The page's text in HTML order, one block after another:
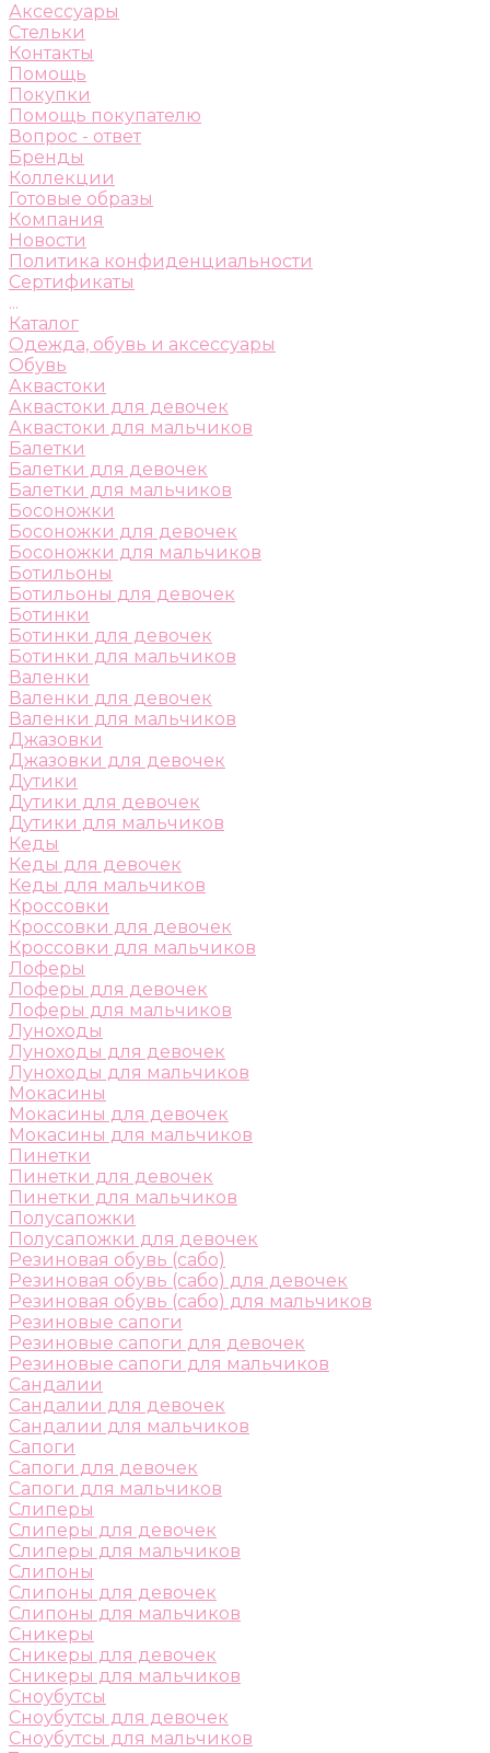
Аксессуары
Стельки
Контакты
Помощь
Покупки
Помощь покупателю
Вопрос - ответ
Бренды
Коллекции
Готовые образы
Компания
Новости
Политика конфиденциальности
Сертификаты
...
Каталог
Одежда, обувь и аксессуары
Обувь
Аквастоки
Аквастоки для девочек
Аквастоки для мальчиков
Балетки
Балетки для девочек
Балетки для мальчиков
Босоножки
Босоножки для девочек
Босоножки для мальчиков
Ботильоны
Ботильоны для девочек
Ботинки
Ботинки для девочек
Ботинки для мальчиков
Валенки
Валенки для девочек
Валенки для мальчиков
Джазовки
Джазовки для девочек
Дутики
Дутики для девочек
Дутики для мальчиков
Кеды
Кеды для девочек
Кеды для мальчиков
Кроссовки
Кроссовки для девочек
Кроссовки для мальчиков
Лоферы
Лоферы для девочек
Лоферы для мальчиков
Луноходы
Луноходы для девочек
Луноходы для мальчиков
Мокасины
Мокасины для девочек
Мокасины для мальчиков
Пинетки
Пинетки для девочек
Пинетки для мальчиков
Полусапожки
Полусапожки для девочек
Резиновая обувь (сабо)
Резиновая обувь (сабо) для девочек
Резиновая обувь (сабо) для мальчиков
Резиновые сапоги
Резиновые сапоги для девочек
Резиновые сапоги для мальчиков
Сандалии
Сандалии для девочек
Сандалии для мальчиков
Сапоги
Сапоги для девочек
Сапоги для мальчиков
Слиперы
Слиперы для девочек
Слиперы для мальчиков
Слипоны
Слипоны для девочек
Слипоны для мальчиков
Сникеры
Сникеры для девочек
Сникеры для мальчиков
Сноубутсы
Сноубутсы для девочек
Сноубутсы для мальчиков